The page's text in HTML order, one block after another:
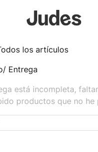
los artículos
Entrega
está incompleta,
productos que no he